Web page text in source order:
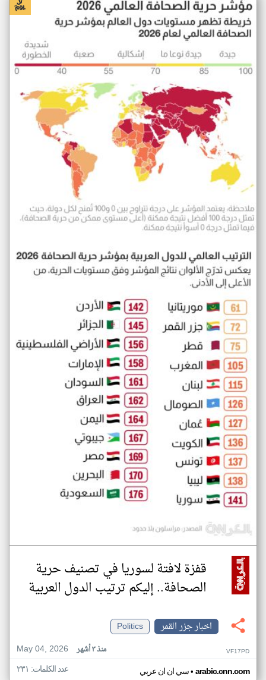
قفزة لافتة لسوريا في تصنيف حرية
الصحافة.. إليكم ترتيب الدول العربية
اخبار جزر القمر
Politics
May 04, 2026
منذ ٣ أشهر VF17PD
سي ان ان عربي• arabic.cnn.com عدد الكلمات: ٢٣١